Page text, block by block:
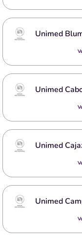
Unimed
Unimed
Unimed
Unimed